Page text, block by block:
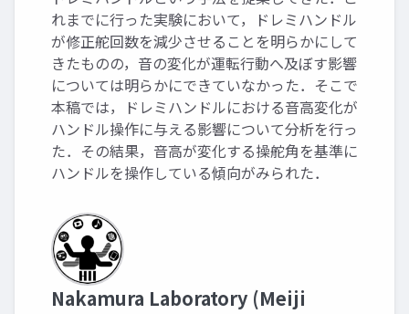
れまでに行った実験において，ドレミハンドル
が修正舵回数を減少させることを明らかにして
きたものの，音の変化が運転行動へ及ぼす影響
については明らかにできていなかった．そこで
本稿では，ドレミハンドルにおける音高変化が
ハンドル操作に与える影響について分析を行っ
た．その結果，音高が変化する操舵角を基準に
ハンドルを操作している傾向がみられた．
Nakamura Laboratory (Meiji